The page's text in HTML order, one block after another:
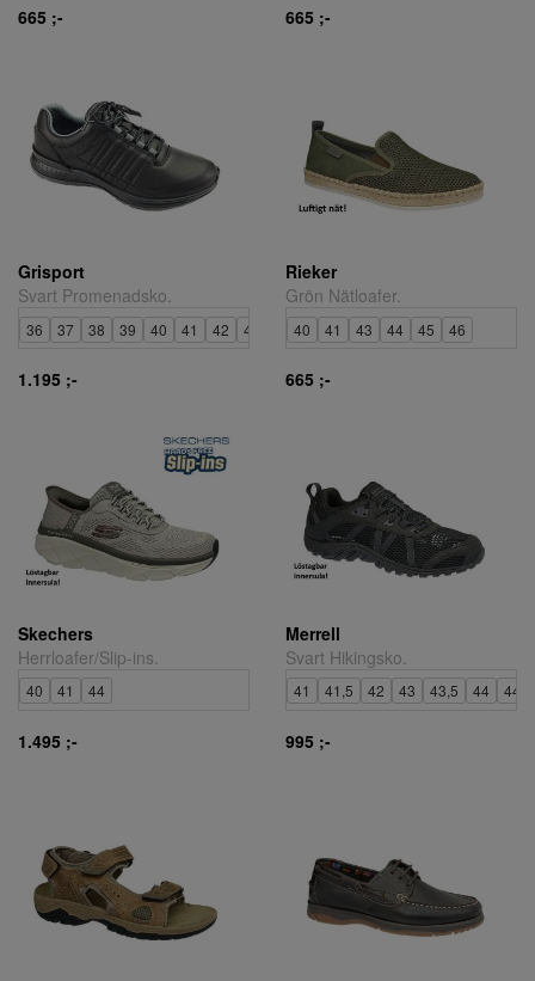
665 ;- 665 ;-
Grisport
Svart Promenadsko.
36 37 38 39 40 41 42 43 45 46 47
1.195 ;-
Rieker
Grön Nätloafer.
40 41 43 44 45 46
665 ;-
Skechers
Herrloafer/Slip-ins.
40 41 44
1.495 ;-
Merrell
Svart Hikingsko.
41 41,5 42 43 43,5 44 44,5
995 ;-